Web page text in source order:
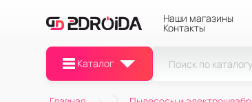
Наши магазины
Контакты
Каталог